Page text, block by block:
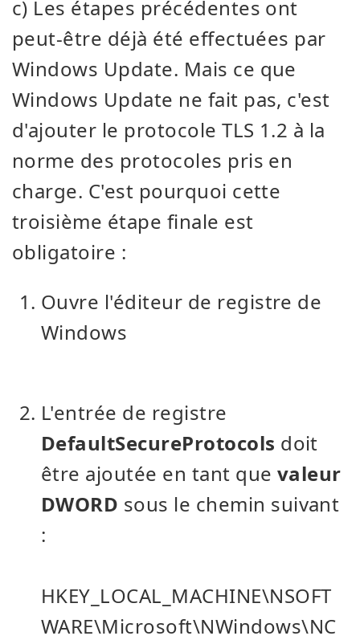
c) Les étapes précédentes ont
peut-être déjà été effectuées par
Windows Update. Mais ce que
Windows Update ne fait pas, c'est
d'ajouter le protocole TLS 1.2 à la
norme des protocoles pris en
charge. C'est pourquoi cette
troisième étape finale est
obligatoire :
Ouvre l'éditeur de registre de
Windows
L'entrée de registre
DefaultSecureProtocols doit
être ajoutée en tant que valeur
DWORD sous le chemin suivant
:
HKEY_LOCAL_MACHINE\NSOFT
WARE\Microsoft\NWindows\NC